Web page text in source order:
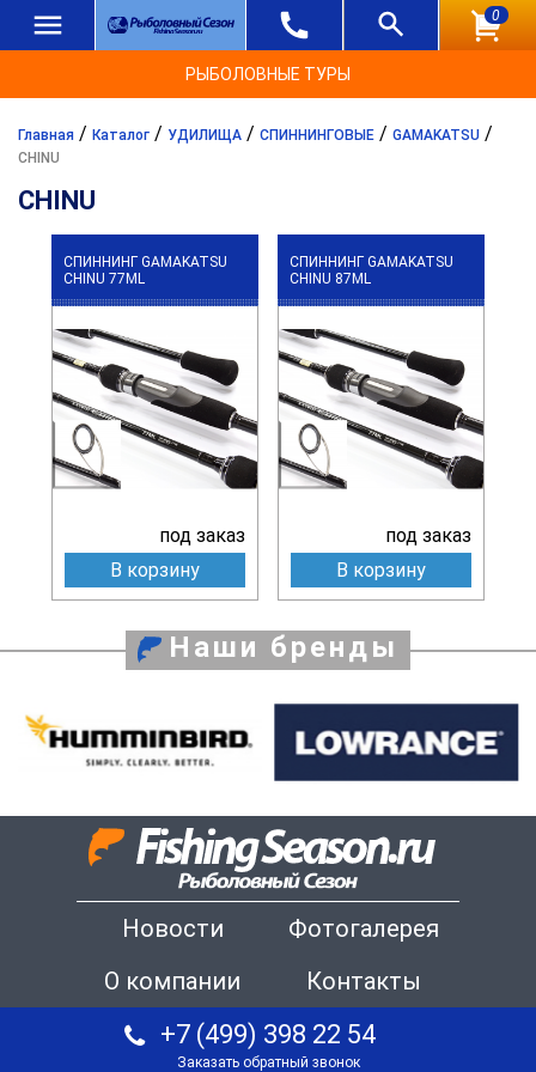
0
РЫБОЛОВНЫЕ ТУРЫ
Главная / Каталог / УДИЛИЩА / СПИННИНГОВЫЕ / GAMAKATSU /
CHINU
CHINU
СПИННИНГ GAMAKATSU
CHINU 77ML
под заказ
В корзину
СПИННИНГ GAMAKATSU
CHINU 87ML
под заказ
В корзину
Наши бренды
Новости
Фотогалерея
О компании
Контакты
+7 (499) 398 22 54
Заказать обратный звонок